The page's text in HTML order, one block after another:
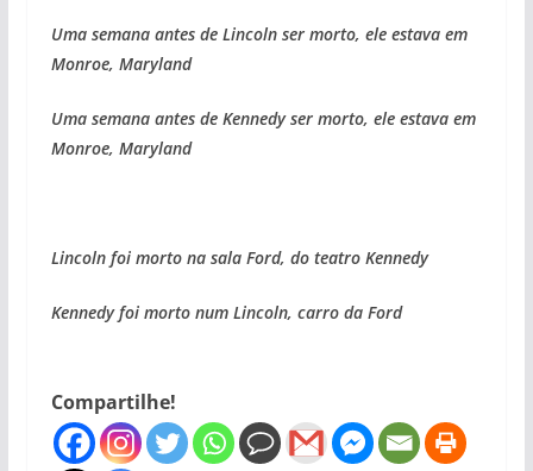
Uma semana antes de Lincoln ser morto, ele estava em
Monroe, Maryland
Uma semana antes de Kennedy ser morto, ele estava em
Monroe, Maryland
Lincoln foi morto na sala Ford, do teatro Kennedy
Kennedy foi morto num Lincoln, carro da Ford
Compartilhe!